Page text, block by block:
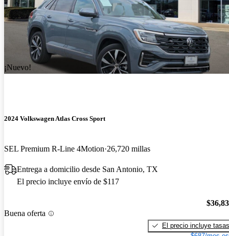
¡Nuevo!
2024 Volkswagen Atlas Cross Sport
SEL Premium R-Line 4Motion 26,720 millas
Entrega a domicilio desde San Antonio, TX
El precio incluye envío de $117
Buena oferta
El precio incluye tasas